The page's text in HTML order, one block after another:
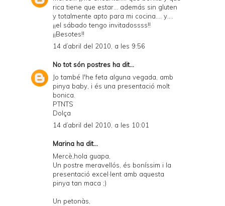
rica tiene que estar... además sin gluten
y totalmente apto para mi cocina.... y....
¡¡el sábado tengo invitadossss!!
¡¡Besotes!!
14 d’abril del 2010, a les 9:56
No tot són postres ha dit...
Jo també l'he feta alguna vegada, amb
pinya baby, i és una presentació molt
bonica.
PTNTS
Dolça
14 d’abril del 2010, a les 10:01
Marina ha dit...
Mercè,hola guapa,
Un postre meravellós, és boníssim i la
presentació excel·lent amb aquesta
pinya tan maca ;)
Un petonàs,